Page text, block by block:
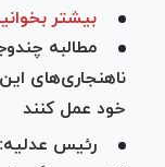
بیشتر
مطالبه
ناهنجاری‌های
خود عمل کنند
رئیس عدلیه: